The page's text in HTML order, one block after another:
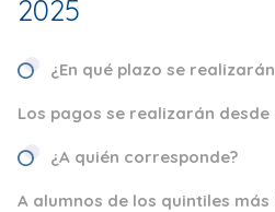
2025
¿En qué plazo se
Los pagos se realizarán
¿A quién corresponde?
A alumnos de los quintiles más